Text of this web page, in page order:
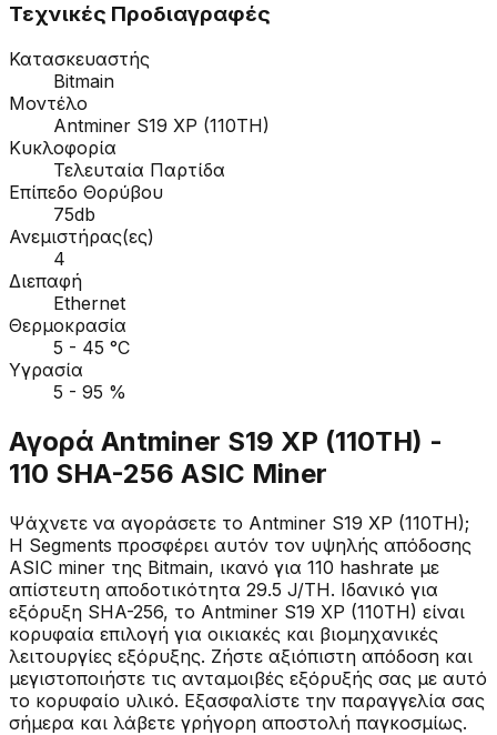
Τεχνικές Προδιαγραφές
Κατασκευαστής
Bitmain
Μοντέλο
Antminer S19 XP (110TH)
Κυκλοφορία
Τελευταία Παρτίδα
Επίπεδο Θορύβου
75db
Ανεμιστήρας(ες)
4
Διεπαφή
Ethernet
Θερμοκρασία
5 - 45 °C
Υγρασία
5 - 95 %
Αγορά Antminer S19 XP (110TH) -
110 SHA-256 ASIC Miner
Ψάχνετε να αγοράσετε το Antminer S19 XP (110TH);
Η Segments προσφέρει αυτόν τον υψηλής απόδοσης
ASIC miner της Bitmain, ικανό για 110 hashrate με
απίστευτη αποδοτικότητα 29.5 J/TH. Ιδανικό για
εξόρυξη SHA-256, το Antminer S19 XP (110TH) είναι
κορυφαία επιλογή για οικιακές και βιομηχανικές
λειτουργίες εξόρυξης. Ζήστε αξιόπιστη απόδοση και
μεγιστοποιήστε τις ανταμοιβές εξόρυξής σας με αυτό
το κορυφαίο υλικό. Εξασφαλίστε την παραγγελία σας
σήμερα και λάβετε γρήγορη αποστολή παγκοσμίως.